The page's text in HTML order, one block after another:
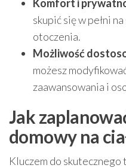
Komfort i
skupić się w pełni
otoczenia.
Możliwość
możesz
zaawansowania i
Jak
domowy na
Kluczem do skutecznego